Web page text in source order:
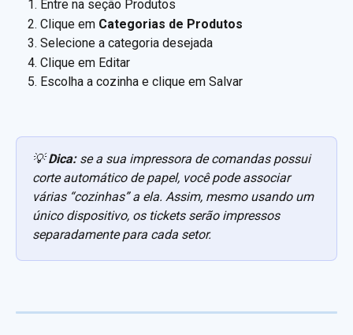
Entre na seção Produtos
Clique em Categorias de Produtos
Selecione a categoria desejada
Clique em Editar
Escolha a cozinha e clique em Salvar
💡 Dica: se a sua impressora de comandas possui
corte automático de papel, você pode associar
várias “cozinhas” a ela. Assim, mesmo usando um
único dispositivo, os tickets serão impressos
separadamente para cada setor.